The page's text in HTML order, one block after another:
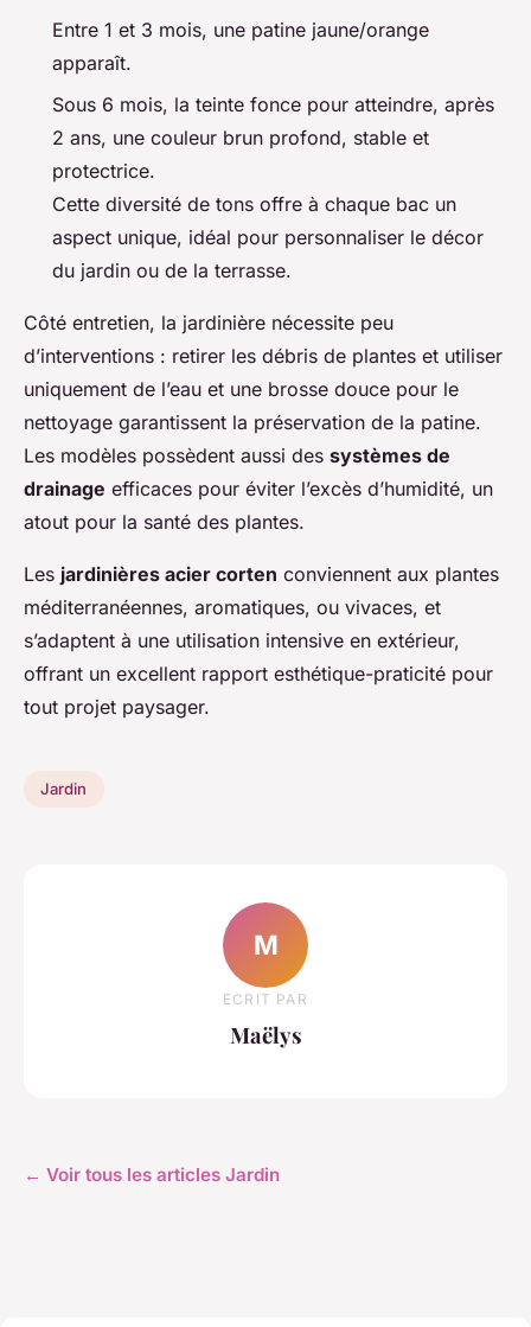
Entre 1 et 3 mois, une patine jaune/orange
apparaît.
Sous 6 mois, la teinte fonce pour atteindre, après
2 ans, une couleur brun profond, stable et
protectrice.
Cette diversité de tons offre à chaque bac un
aspect unique, idéal pour personnaliser le décor
du jardin ou de la terrasse.
Côté entretien, la jardinière nécessite peu
d’interventions : retirer les débris de plantes et utiliser
uniquement de l’eau et une brosse douce pour le
nettoyage garantissent la préservation de la patine.
Les modèles possèdent aussi des systèmes de
drainage efficaces pour éviter l’excès d’humidité, un
atout pour la santé des plantes.
Les jardinières acier corten conviennent aux plantes
méditerranéennes, aromatiques, ou vivaces, et
s’adaptent à une utilisation intensive en extérieur,
offrant un excellent rapport esthétique-praticité pour
tout projet paysager.
Jardin
M
ECRIT PAR
Maëlys
← Voir tous les articles Jardin